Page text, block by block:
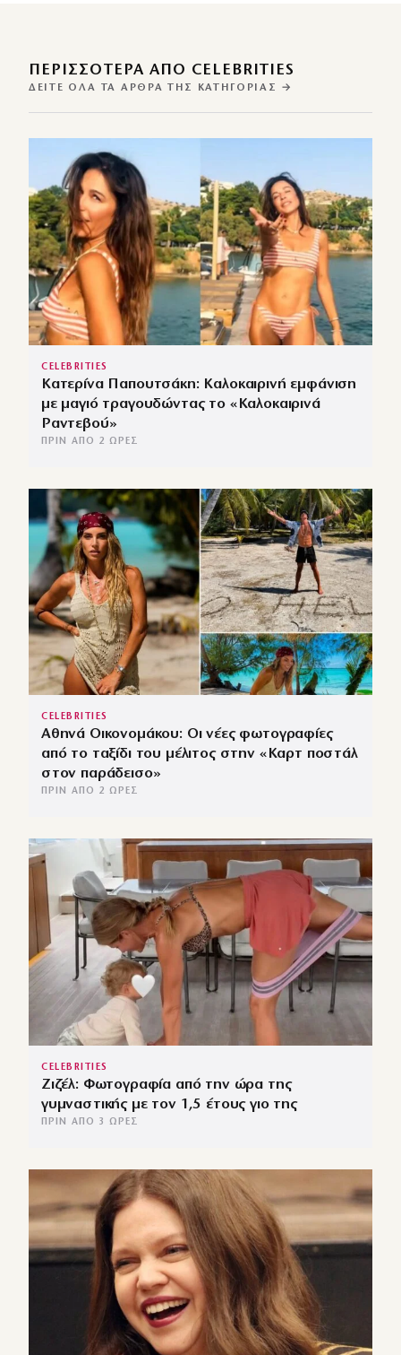
ΠΕΡΙΣΣΌΤΕΡΑ ΑΠΌ CELEBRITIES
ΔΕΊΤΕ ΌΛΑ ΤΑ ΆΡΘΡΑ ΤΗΣ ΚΑΤΗΓΟΡΊΑΣ →
CELEBRITIES
Κατερίνα Παπουτσάκη: Καλοκαιρινή εμφάνιση
με μαγιό τραγουδώντας το «Καλοκαιρινά
Ραντεβού»
ΠΡΙΝ ΑΠΌ 2 ΏΡΕΣ
CELEBRITIES
Αθηνά Οικονομάκου: Οι νέες φωτογραφίες
από το ταξίδι του μέλιτος στην «Καρτ ποστάλ
στον παράδεισο»
ΠΡΙΝ ΑΠΌ 2 ΏΡΕΣ
CELEBRITIES
Ζιζέλ: Φωτογραφία από την ώρα της
γυμναστικής με τον 1,5 έτους γιο της
ΠΡΙΝ ΑΠΌ 3 ΏΡΕΣ